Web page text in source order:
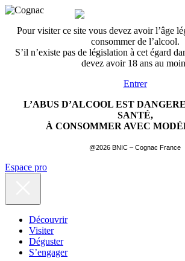
Pour visiter ce site vous devez avoir l’âge
consommer de l’alcool.
S’il n’existe pas de législation à cet égard
devez avoir 18 ans au
Entrer
L’ABUS D’ALCOOL EST
SANTÉ,
À CONSOMMER AVEC
@2026 BNIC – Cognac France
Espace pro
Découvrir
Visiter
Déguster
S’engager